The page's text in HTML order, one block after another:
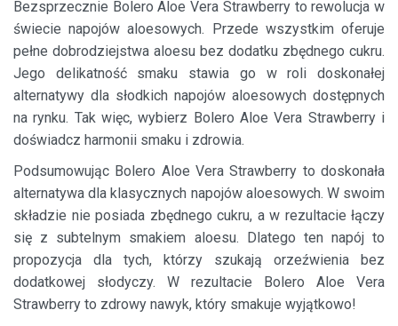
Bezsprzecznie Bolero Aloe Vera Strawberry to rewolucja w
świecie napojów aloesowych. Przede wszystkim oferuje
pełne dobrodziejstwa aloesu bez dodatku zbędnego cukru.
Jego delikatność smaku stawia go w roli doskonałej
alternatywy dla słodkich napojów aloesowych dostępnych
na rynku. Tak więc, wybierz Bolero Aloe Vera Strawberry i
doświadcz harmonii smaku i zdrowia.
Podsumowując Bolero Aloe Vera Strawberry to doskonała
alternatywa dla klasycznych napojów aloesowych. W swoim
składzie nie posiada zbędnego cukru, a w rezultacie łączy
się z subtelnym smakiem aloesu. Dlatego ten napój to
propozycja dla tych, którzy szukają orzeźwienia bez
dodatkowej słodyczy. W rezultacie Bolero Aloe Vera
Strawberry to zdrowy nawyk, który smakuje wyjątkowo!